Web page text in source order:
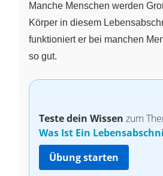
Manche Menschen werden
Körper in diesem
funktioniert er bei manchen
so gut.
Teste dein Wissen zum
Was Ist Ein
Übung starten